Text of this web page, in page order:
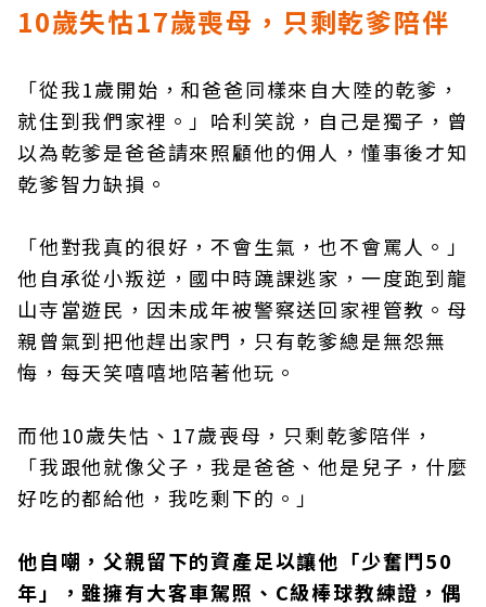
10歲失怙17歲喪母，只剩乾爹陪伴
「從我1歲開始，和爸爸同樣來自大陸的乾爹，
就住到我們家裡。」哈利笑說，自己是獨子，曾
以為乾爹是爸爸請來照顧他的佣人，懂事後才知
乾爹智力缺損。
「他對我真的很好，不會生氣，也不會罵人。」
他自承從小叛逆，國中時蹺課逃家，一度跑到龍
山寺當遊民，因未成年被警察送回家裡管教。母
親曾氣到把他趕出家門，只有乾爹總是無怨無
悔，每天笑嘻嘻地陪著他玩。
而他10歲失怙、17歲喪母，只剩乾爹陪伴，
「我跟他就像父子，我是爸爸、他是兒子，什麼
好吃的都給他，我吃剩下的。」
他自嘲，父親留下的資產足以讓他「少奮鬥50
年」，雖擁有大客車駕照、C級棒球教練證，偶